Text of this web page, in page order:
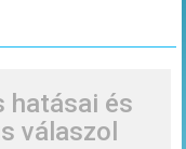
hatásai és
válaszol